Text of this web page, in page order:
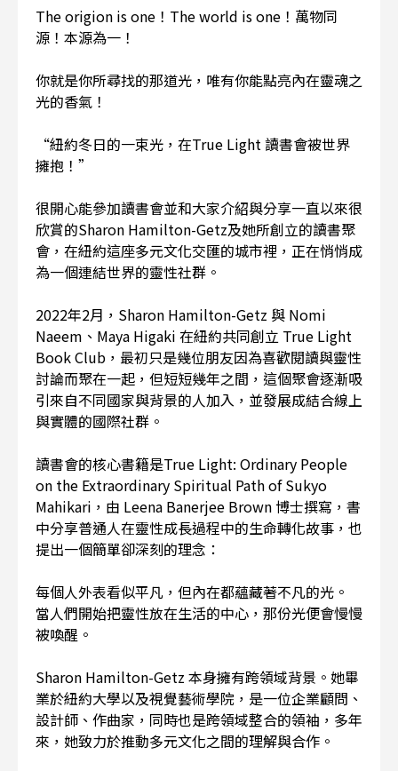
The origion is one！The world is one！萬物同
源！本源為一！
你就是你所尋找的那道光，唯有你能點亮內在靈魂之
光的香氣！
“紐約冬日的一束光，在True Light 讀書會被世界
擁抱！”
很開心能參加讀書會並和大家介紹與分享一直以來很
欣賞的Sharon Hamilton-Getz及她所創立的讀書聚
會，在紐約這座多元文化交匯的城市裡，正在悄悄成
為一個連結世界的靈性社群。
2022年2月，Sharon Hamilton-Getz 與 Nomi
Naeem、Maya Higaki 在紐約共同創立 True Light
Book Club，最初只是幾位朋友因為喜歡閱讀與靈性
討論而聚在一起，但短短幾年之間，這個聚會逐漸吸
引來自不同國家與背景的人加入，並發展成結合線上
與實體的國際社群。
讀書會的核心書籍是True Light: Ordinary People
on the Extraordinary Spiritual Path of Sukyo
Mahikari，由 Leena Banerjee Brown 博士撰寫，書
中分享普通人在靈性成長過程中的生命轉化故事，也
提出一個簡單卻深刻的理念：
每個人外表看似平凡，但內在都蘊藏著不凡的光。
當人們開始把靈性放在生活的中心，那份光便會慢慢
被喚醒。
Sharon Hamilton-Getz 本身擁有跨領域背景。她畢
業於紐約大學以及視覺藝術學院，是一位企業顧問、
設計師、作曲家，同時也是跨領域整合的領袖，多年
來，她致力於推動多元文化之間的理解與合作。